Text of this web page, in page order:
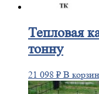
Тепловая
тонну
21 098 ₽ В